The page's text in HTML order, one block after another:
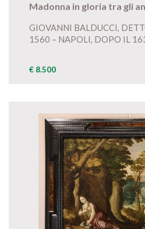
Madonna in gloria tra gli
GIOVANNI BALDUCCI,
1560 – NAPOLI, DOPO IL
€ 8.500